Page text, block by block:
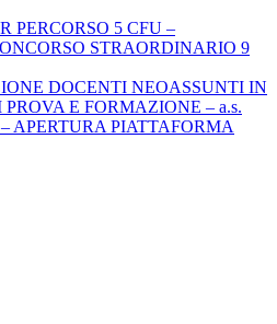
PERCORSO 5 CFU –
STRAORDINARIO 9
DOCENTI NEOASSUNTI IN
E FORMAZIONE – a.s.
– APERTURA PIATTAFORMA